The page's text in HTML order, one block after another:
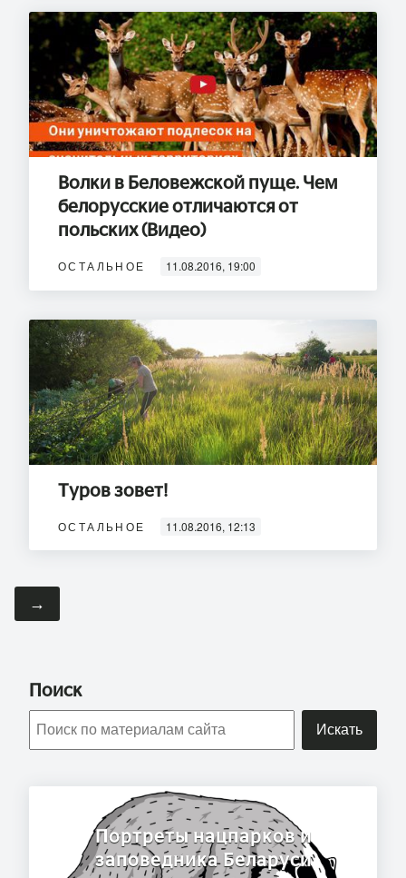
Волки в Беловежской пуще. Чем
белорусские отличаются от
польских (Видео)
ОСТАЛЬНОЕ 11.08.2016, 19:00
Туров зовет!
ОСТАЛЬНОЕ 11.08.2016, 12:13
→
Поиск
Искать
Портреты нацпарков и
заповедника Беларуси